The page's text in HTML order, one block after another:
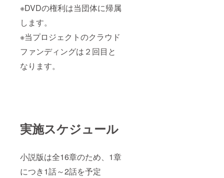
※DVDの権利は当団体に帰属
します。
※当プロジェクトのクラウド
ファンディングは２回目と
なります。
実施スケジュール
小説版は全16章のため、1章
につき1話～2話を予定